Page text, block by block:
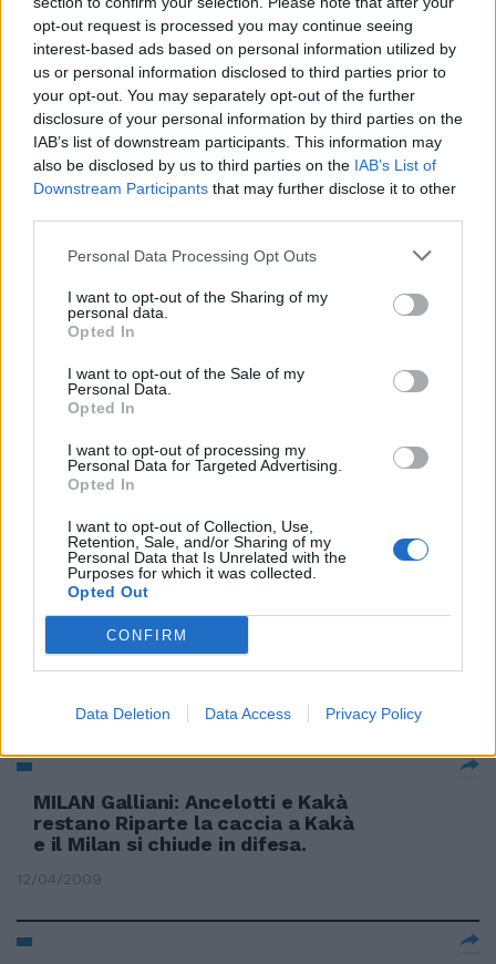
opt-out request is processed you may continue seeing
interest-based ads based on personal information utilized by
us or personal information disclosed to third parties prior to
your opt-out. You may separately opt-out of the further
disclosure of your personal information by third parties on the
IAB’s list of downstream participants. This information may
also be disclosed by us to third parties on the IAB’s List of
Downstream Participants that may further disclose it to other
Personal Data Processing Opt Outs
I want to opt-out of the Sharing of my
personal data.
Opted In
I want to opt-out of the Sale of my
Personal Data.
Opted In
I want to opt-out of processing my
Personal Data for Targeted Advertising.
Opted In
I want to opt-out of Collection, Use,
Retention, Sale, and/or Sharing of my
Personal Data that Is Unrelated with the
Purposes for which it was collected.
Opted Out
CONFIRM
Data Deletion Data Access Privacy Policy
bilico Per l'attacco c'è Suazo
16/05/2009
Fiat, Marchionne cerca soluzioni
I sindacati restano in allerta
12/05/2009
Al Grande Fratello restano solo i
"migliori"
"Zarate e Pandev restano"
19/04/2009
DUPLICITY, di Tony Gilroy, con
Julia Roberts, Clive Owen, Paul
Giamatti, Tom Wilkinson, Stati
Uniti, 2008. La Guerra Fredda è
finita, ma le spie restano.
MILAN Galliani: Ancelotti e Kakà
restano Riparte la caccia a Kakà
e il Milan si chiude in difesa.
12/04/2009